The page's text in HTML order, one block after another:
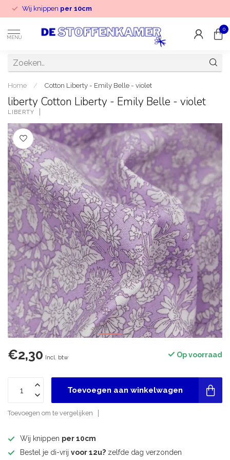
Wij knippen per 10cm
MENU
0
Home / Cotton Liberty - Emily Belle - violet
liberty Cotton Liberty - Emily Belle - violet
LIBERTY
€2,30 Incl. btw Op voorraad
Toevoegen aan winkelwagen
Toevoegen om te vergelijken
Wij knippen per 10cm
Bestel je di-vrij voor 12u? zelfde dag verzonden